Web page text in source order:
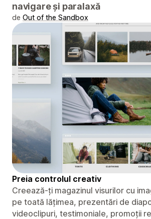
navigare și paralaxă
de Out of the Sandbox
Preia controlul creativ
Creează-ți magazinul visurilor cu
pe toată lățimea, prezentări de
videoclipuri, testimoniale, promoții